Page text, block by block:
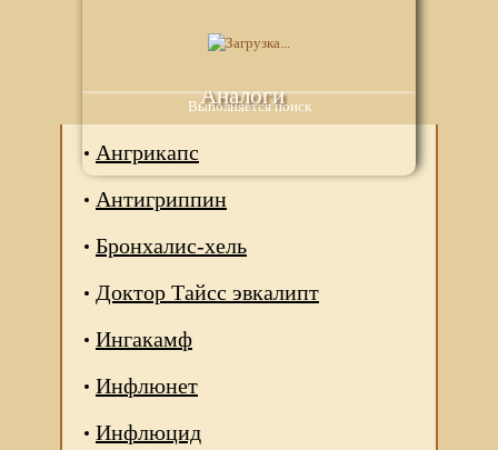
Выполняется поиск
Аналоги
Ангрикапс
Антигриппин
Бронхалис-хель
Доктор Тайсс эвкалипт
Ингакамф
Инфлюнет
Инфлюцид